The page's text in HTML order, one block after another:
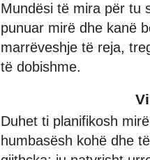
Mundësi të mira për tu
punuar mirë dhe kanë
marrëveshje të reja,
të dobishme.
Duhet ti planifikosh
humbasësh kohë dhe